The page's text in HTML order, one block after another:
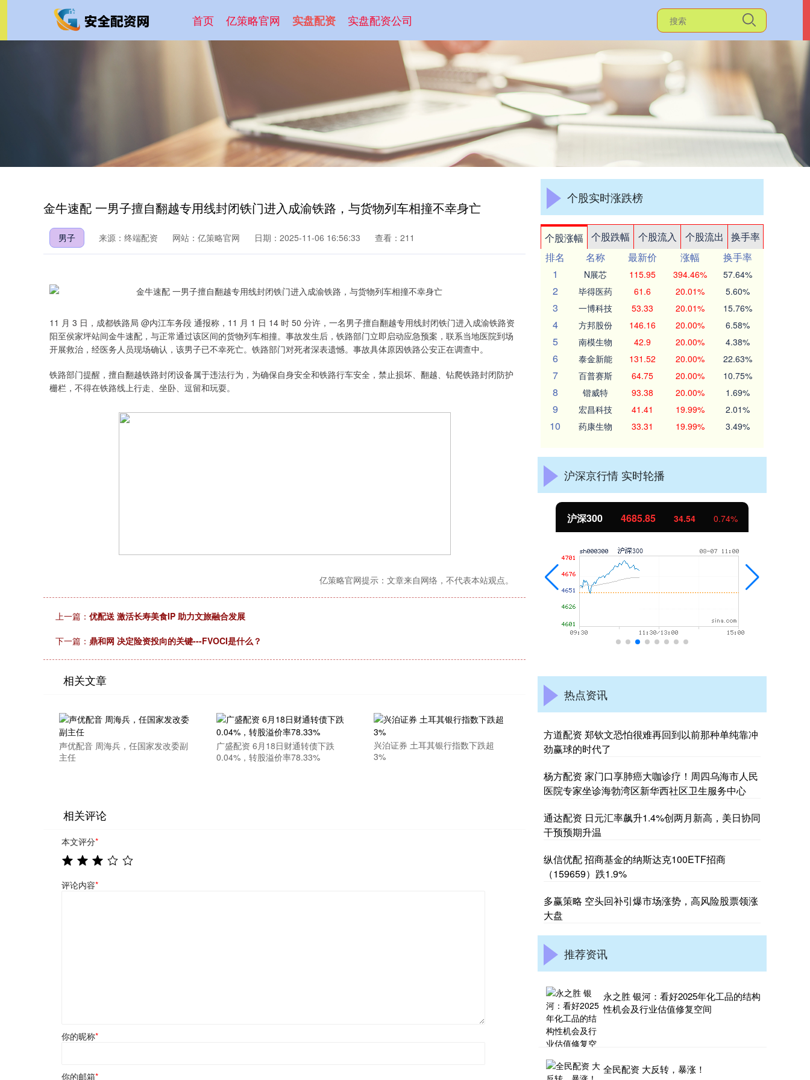
首页 亿策略官网 实盘配资 实盘配资公司
金牛速配 一男子擅自翻越专用线封闭铁门进入成渝铁路，与货物列车相撞不幸身亡
男子 来源：终端配资 网站：亿策略官网 日期：2025-11-06 16:56:33 查看：211
11 月 3 日，成都铁路局 @内江车务段 通报称，11 月 1 日 14 时 50 分许，一名男子擅自翻越专用线封闭铁门进入成渝铁路资
阳至侯家坪站间金牛速配，与正常通过该区间的货物列车相撞。事故发生后，铁路部门立即启动应急预案，联系当地医院到场
开展救治，经医务人员现场确认，该男子已不幸死亡。铁路部门对死者深表遗憾。事故具体原因铁路公安正在调查中。
铁路部门提醒，擅自翻越铁路封闭设备属于违法行为，为确保自身安全和铁路行车安全，禁止损坏、翻越、钻爬铁路封闭防护
栅栏，不得在铁路线上行走、坐卧、逗留和玩耍。
亿策略官网提示：文章来自网络，不代表本站观点。
上一篇： 优配送 激活长寿美食IP 助力文旅融合发展
下一篇： 鼎和网 决定险资投向的关键---FVOCI是什么？
相关文章
声优配音 周海兵，任国家发改委副
主任
广盛配资 6月18日财通转债下跌
0.04%，转股溢价率78.33%
兴泊证券 土耳其银行指数下跌超
3%
相关评论
本文评分*
评论内容*
你的昵称*
你的邮箱*
个股实时涨跌榜
个股涨幅 个股跌幅 个股流入 个股流出
换手率
排名
名称 最新价 涨幅
换手率
1
N展芯 115.95 394.46% 57.64%
2 毕得医药 61.6 20.01% 5.60%
3 一博科技 53.33 20.01% 15.76%
4 方邦股份 146.16 20.00% 6.58%
5 南模生物 42.9 20.00% 4.38%
6 泰金新能 131.52 20.00% 22.63%
7 百普赛斯 64.75 20.00% 10.75%
8 锴威特 93.38 20.00% 1.69%
9 宏昌科技 41.41 19.99% 2.01%
10 药康生物 33.31 19.99% 3.49%
沪深京行情 实时轮播
0.74% 北证50 1121.16
热点资讯
方道配资 郑钦文恐怕很难再回到以前那种单纯靠冲
劲赢球的时代了
杨方配资 家门口享肺癌大咖诊疗！周四乌海市人民
医院专家坐诊海勃湾区新华西社区卫生服务中心
通达配资 日元汇率飙升1.4%创两月新高，美日协同
干预预期升温
纵信优配 招商基金的纳斯达克100ETF招商
（159659）跌1.9%
多赢策略 空头回补引爆市场涨势，高风险股票领涨
大盘
推荐资讯
永之胜 银河：看好2025年化工品的结构
性机会及行业估值修复空间
全民配资 大反转，暴涨！